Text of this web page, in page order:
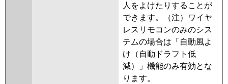
人をよけたりすることが
できます。（注）ワイヤ
レスリモコンのみのシス
テムの場合は「自動風よ
け（自動ドラフト低
減）」機能のみ有効とな
ります。